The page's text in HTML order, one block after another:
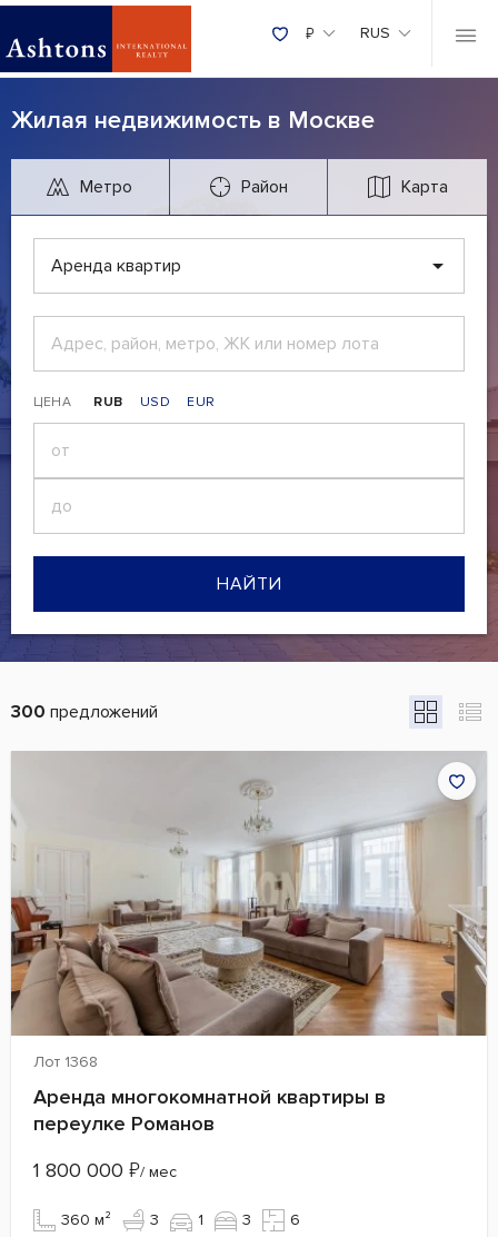
₽ RUS
Жилая недвижимость в Москве
Метро Район Карта
Аренда квартир
ЦЕНА RUB USD EUR
НАЙТИ
300 предложений
Лот 1368
Аренда многокомнатной квартиры в
переулке Романов
1 800 000 ₽/ мес
360 м² 3 1 3 6